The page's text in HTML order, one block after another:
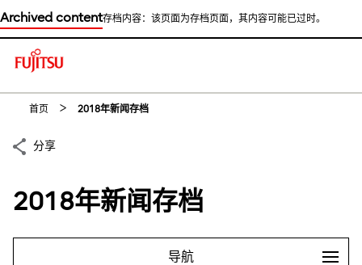
Archived content存档内容：该页面为存档页面，其内容可能已过时。
This is a skip link click here to skip to main contents
首页 2018年新闻存档
分享
2018年新闻存档
导航